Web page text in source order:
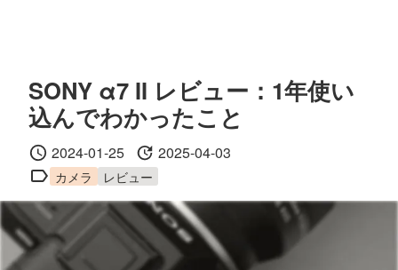
SONY α7 II レビュー：1年使い
込んでわかったこと
2024-01-25 2025-04-03
カメラ レビュー